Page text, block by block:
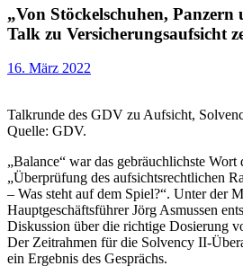
„Von Stöckelschuhen,
Talk zu Versicherungsaufsicht
16. März 2022
Talkrunde des GDV zu Aufsicht,
Quelle: GDV.
„Balance“ war das gebräuchlichste
„Überprüfung des aufsichtsrechtlichen
– Was steht auf dem Spiel?“. Unter der
Hauptgeschäftsführer Jörg Asmussen
Diskussion über die richtige Dosierung
Der Zeitrahmen für die Solvency II-
ein Ergebnis des Gesprächs.